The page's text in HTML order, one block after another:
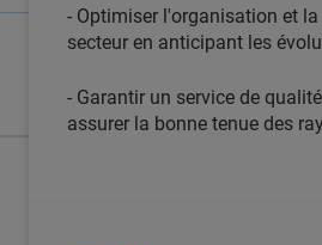
- Optimiser l'organisation et
secteur en anticipant les
- Garantir un service de
assurer la bonne tenue des